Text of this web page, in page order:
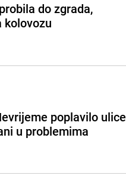
do zgrada,
kolovozu
poplavilo ulice
u problemima